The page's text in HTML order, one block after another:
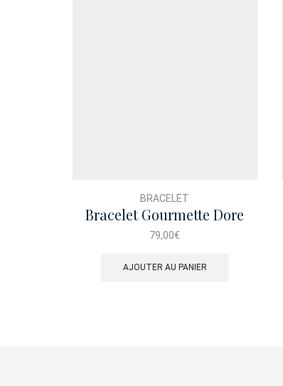
BRACELET
Bracelet Gourmette Dore
Fillette Fleur
79,00€
AJOUTER AU PANIER